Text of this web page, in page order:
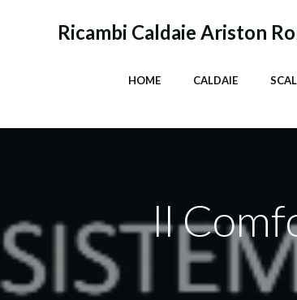
Ricambi Caldaie Ariston
HOME CALDAIE
Il